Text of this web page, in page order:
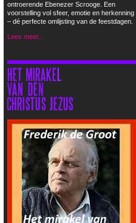
ontroerende Ebenezer Scrooge. Een
voorstelling vol sfeer, emotie en herkenning
– dé perfecte omlijsting van de feestdagen.
Lees meer...